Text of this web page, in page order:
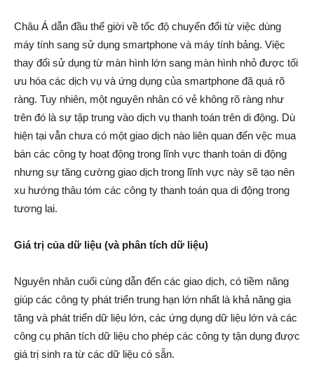
Châu Á dẫn đầu thế giời về tốc độ chuyển đổi từ việc dùng
máy tính sang sử dụng smartphone và máy tính bảng. Việc
thay đổi sử dụng từ màn hình lớn sang màn hình nhỏ được tối
ưu hóa các dịch vụ và ứng dụng của smartphone đã quá rõ
ràng. Tuy nhiên, một nguyên nhân có vẻ không rõ ràng như
trên đó là sự tập trung vào dịch vụ thanh toán trên di động. Dù
hiện tại vẫn chưa có một giao dịch nào liên quan đến vệc mua
bán các công ty hoạt động trong lĩnh vực thanh toán di động
nhưng sự tăng cường giao dịch trong lĩnh vực này sẽ tạo nên
xu hướng thâu tóm các công ty thanh toán qua di động trong
tương lai.
Giá trị của dữ liệu (và phân tích dữ liệu)
Nguyên nhân cuối cùng dẫn đến các giao dịch, có tiềm năng
giúp các công ty phát triển trung hạn lớn nhất là khả năng gia
tăng và phát triển dữ liệu lớn, các ứng dụng dữ liệu lớn và các
công cụ phân tích dữ liệu cho phép các công ty tận dụng được
giá trị sinh ra từ ​​các dữ liệu có sẵn.